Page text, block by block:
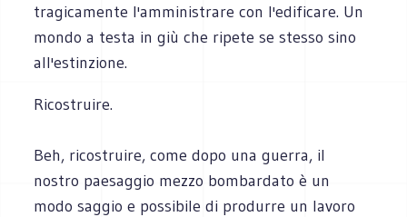
tragicamente l'amministrare con l'edificare. Un
mondo a testa in giù che ripete se stesso sino
all'estinzione.
Ricostruire.
Beh, ricostruire, come dopo una guerra, il
nostro paesaggio mezzo bombardato è un
modo saggio e possibile di produrre un lavoro